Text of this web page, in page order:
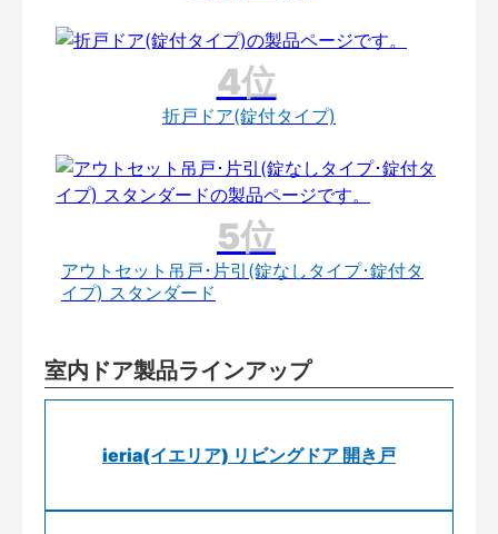
折戸ドア(錠付タイプ)
アウトセット吊戸･片引(錠なしタイプ･錠付タ
イプ) スタンダード
室内ドア製品ラインアップ
ieria(イエリア) リビングドア 開き戸